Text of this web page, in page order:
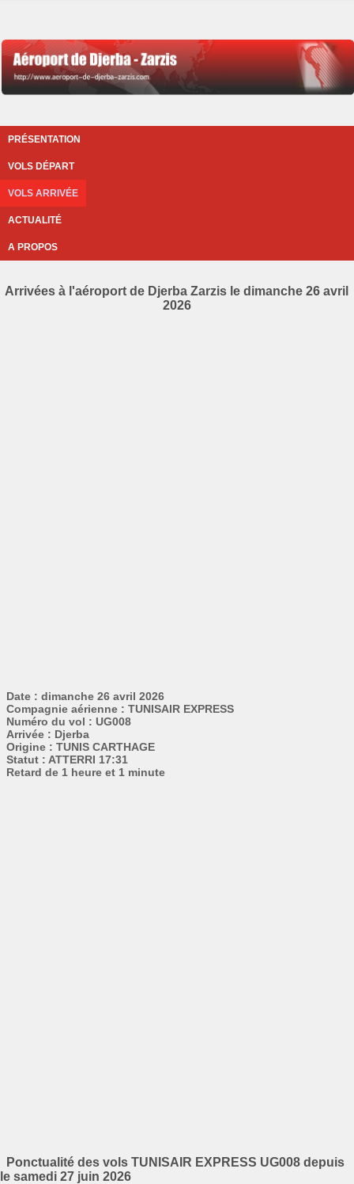
PRÉSENTATION
VOLS DÉPART
VOLS ARRIVÉE
ACTUALITÉ
A PROPOS
Arrivées à l'aéroport de Djerba Zarzis le dimanche 26 avril
2026
Date : dimanche 26 avril 2026
Compagnie aérienne : TUNISAIR EXPRESS
Numéro du vol : UG008
Arrivée : Djerba
Origine : TUNIS CARTHAGE
Statut : ATTERRI 17:31
Retard de 1 heure et 1 minute
Ponctualité des vols TUNISAIR EXPRESS UG008 depuis
le samedi 27 juin 2026